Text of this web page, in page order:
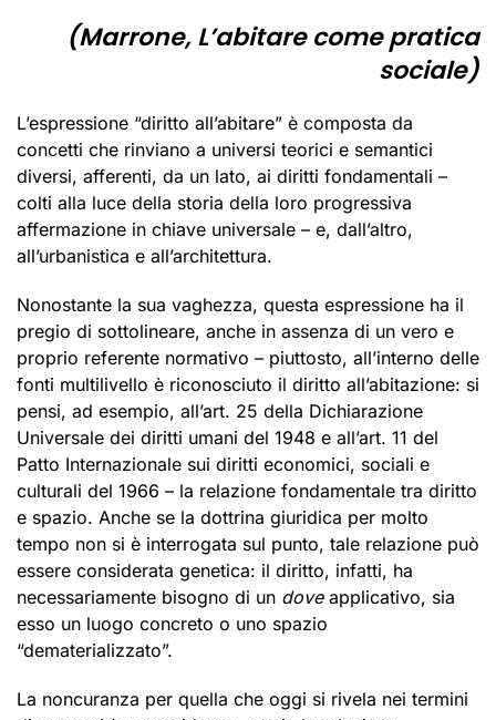
(Marrone,L’abitare come pratica
sociale)
L’espressione “diritto all’abitare” è composta da
concetti che rinviano a universi teorici e semantici
diversi, afferenti, da un lato, ai diritti fondamentali –
colti alla luce della storia della loro progressiva
affermazione in chiave universale – e, dall’altro,
all’urbanistica e all’architettura.
Nonostante la sua vaghezza, questa espressione ha il
pregio di sottolineare, anche in assenza di un vero e
proprio referente normativo – piuttosto, all’interno delle
fonti multilivello è riconosciuto il diritto all’abitazione: si
pensi, ad esempio, all’art. 25 della Dichiarazione
Universale dei diritti umani del 1948 e all’art. 11 del
Patto Internazionale sui diritti economici, sociali e
culturali del 1966 – la relazione fondamentale tra diritto
e spazio. Anche se la dottrina giuridica per molto
tempo non si è interrogata sul punto, tale relazione può
essere considerata genetica: il diritto, infatti, ha
necessariamente bisogno di un doveapplicativo, sia
esso un luogo concreto o uno spazio
“dematerializzato”.
La noncuranza per quella che oggi si rivela nei termini